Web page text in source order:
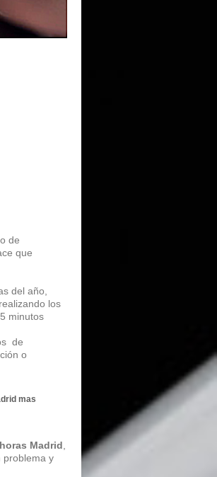
de
que
del año,
los
minutos
de
o
mas
Madrid
problema y